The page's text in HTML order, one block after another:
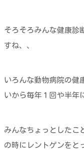
そろそろみんな健康診
すね、、
いろんな動物病院の健
いから毎年１回や半年
みんなちょっとしたこ
の時にレントゲンをと